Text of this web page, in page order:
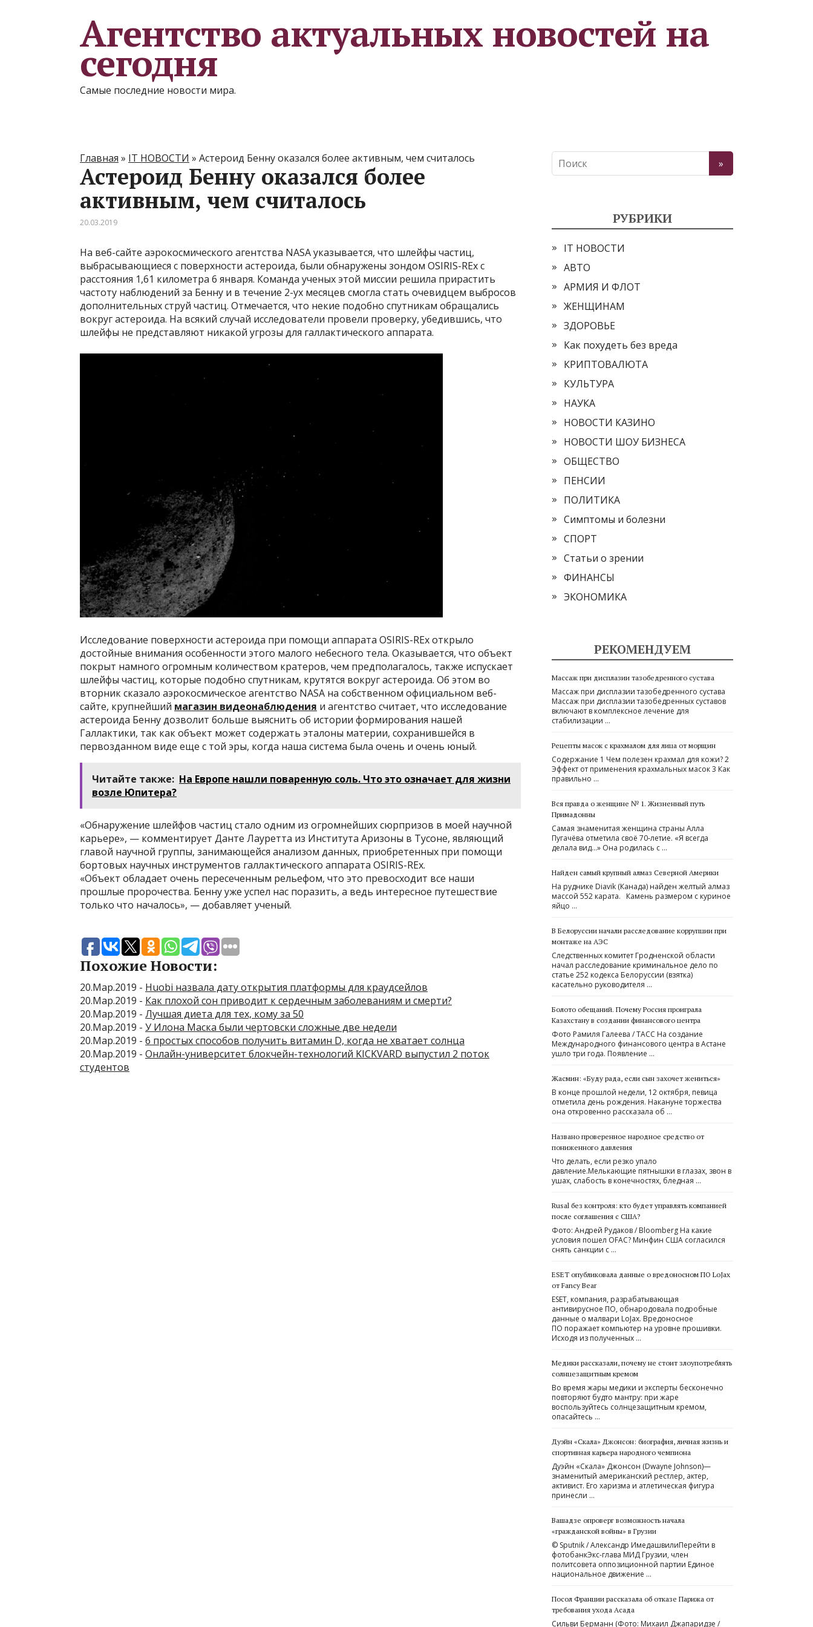
Агентство актуальных новостей на
сегодня
Самые последние новости мира.
Главная » IT НОВОСТИ » Астероид Бенну оказался более активным, чем считалось
Астероид Бенну оказался более
активным, чем считалось
20.03.2019
На веб-сайте аэрокосмического агентства NASA указывается, что шлейфы частиц,
выбрасывающиеся с поверхности астероида, были обнаружены зондом OSIRIS-REx с
расстояния 1,61 километра 6 января. Команда ученых этой миссии решила прирастить
частоту наблюдений за Бенну и в течение 2-ух месяцев смогла стать очевидцем выбросов
дополнительных струй частиц. Отмечается, что некие подобно спутникам обращались
вокруг астероида. На всякий случай исследователи провели проверку, убедившись, что
шлейфы не представляют никакой угрозы для галлактического аппарата.
Исследование поверхности астероида при помощи аппарата OSIRIS-REx открыло
достойные внимания особенности этого малого небесного тела. Оказывается, что объект
покрыт намного огромным количеством кратеров, чем предполагалось, также испускает
шлейфы частиц, которые подобно спутникам, крутятся вокруг астероида. Об этом во
вторник сказало аэрокосмическое агентство NASA на собственном официальном веб-
сайте, крупнейший магазин видеонаблюдения и агентство считает, что исследование
астероида Бенну дозволит больше выяснить об истории формирования нашей
Галлактики, так как объект может содержать эталоны материи, сохранившейся в
первозданном виде еще с той эры, когда наша система была очень и очень юный.
Читайте также: На Европе нашли поваренную соль. Что это означает для жизни
возле Юпитера?
«Обнаружение шлейфов частиц стало одним из огромнейших сюрпризов в моей научной
карьере», — комментирует Данте Лауретта из Института Аризоны в Тусоне, являющий
главой научной группы, занимающейся анализом данных, приобретенных при помощи
бортовых научных инструментов галлактического аппарата OSIRIS-REx.
«Объект обладает очень пересеченным рельефом, что это превосходит все наши
прошлые пророчества. Бенну уже успел нас поразить, а ведь интересное путешествие
только что началось», — добавляет ученый.
Похожие Новости:
20.Мар.2019 - Huobi назвала дату открытия платформы для краудсейлов
20.Мар.2019 - Как плохой сон приводит к сердечным заболеваниям и смерти?
20.Мар.2019 - Лучшая диета для тех, кому за 50
20.Мар.2019 - У Илона Маска были чертовски сложные две недели
20.Мар.2019 - 6 простых способов получить витамин D, когда не хватает солнца
20.Мар.2019 - Онлайн-университет блокчейн-технологий KICKVARD выпустил 2 поток
студентов
РУБРИКИ
IT НОВОСТИ
АВТО
АРМИЯ И ФЛОТ
ЖЕНЩИНАМ
ЗДОРОВЬЕ
Как похудеть без вреда
КРИПТОВАЛЮТА
КУЛЬТУРА
НАУКА
НОВОСТИ КАЗИНО
НОВОСТИ ШОУ БИЗНЕСА
ОБЩЕСТВО
ПЕНСИИ
ПОЛИТИКА
Симптомы и болезни
СПОРТ
Статьи о зрении
ФИНАНСЫ
ЭКОНОМИКА
РЕКОМЕНДУЕМ
Массаж при дисплазии тазобедренного сустава
Массаж при дисплазии тазобедренного сустава
Массаж при дисплазии тазобедренных суставов
включают в комплексное лечение для
стабилизации …
Рецепты масок с крахмалом для лица от морщин
Содержание 1 Чем полезен крахмал для кожи? 2
Эффект от применения крахмальных масок 3 Как
правильно …
Вся правда о женщине № 1. Жизненный путь
Примадонны
Самая знаменитая женщина страны Алла
Пугачёва отметила своё 70‑летие. «Я всегда
делала вид…» Она родилась с …
Найден самый крупный алмаз Северной Америки
На руднике Diavik (Канада) найден желтый алмаз
массой 552 карата. Камень размером с куриное
яйцо …
В Белоруссии начали расследование коррупции при
монтаже на АЭС
Следственных комитет Гродненской области
начал расследование криминальное дело по
статье 252 кодекса Белоруссии (взятка)
касательно руководителя …
Болото обещаний. Почему Россия проиграла
Казахстану в создании финансового центра
Фото Рамиля Галеева / ТАСС На создание
Международного финансового центра в Астане
ушло три года. Появление …
Жасмин: «Буду рада, если сын захочет жениться»
В конце прошлой недели, 12 октября, певица
отметила день рождения. Накануне торжества
она откровенно рассказала об …
Названо проверенное народное средство от
пониженного давления
Что делать, если резко упало
давление.Мелькающие пятнышки в глазах, звон в
ушах, слабость в конечностях, бледная …
Rusal без контроля: кто будет управлять компанией
после соглашения с США?
Фото: Андрей Рудаков / Bloomberg На какие
условия пошел OFAC? Минфин США согласился
снять санкции с …
ESET опубликовала данные о вредоносном ПО LoJax
от Fancy Bear
ESET, компания, разрабатывающая
антивирусное ПО, обнародовала подробные
данные о малвари LoJax. Вредоносное
ПО поражает компьютер на уровне прошивки.
Исходя из полученных …
Медики рассказали, почему не стоит злоупотреблять
солнцезащитным кремом
Во время жары медики и эксперты бесконечно
повторяют будто мантру: при жаре
воспользуйтесь солнцезащитным кремом,
опасайтесь …
Дуэйн «Скала» Джонсон: биография, личная жизнь и
спортивная карьера народного чемпиона
Дуэйн «Скала» Джонсон (Dwayne Johnson)—
знаменитый американский рестлер, актер,
активист. Его харизма и атлетическая фигура
принесли …
Вашадзе опроверг возможность начала
«гражданской войны» в Грузии
© Sputnik / Александр ИмедашвилиПерейти в
фотобанкЭкс-глава МИД Грузии, член
политсовета оппозиционной партии Единое
национальное движение …
Посол Франции рассказала об отказе Парижа от
требования ухода Асада
Сильви Берманн (Фото: Михаил Джапаридзе /